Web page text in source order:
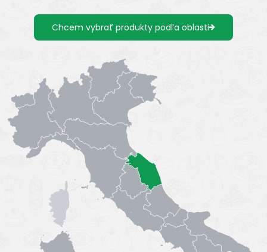
Chcem vybrať produkty podľa oblasti